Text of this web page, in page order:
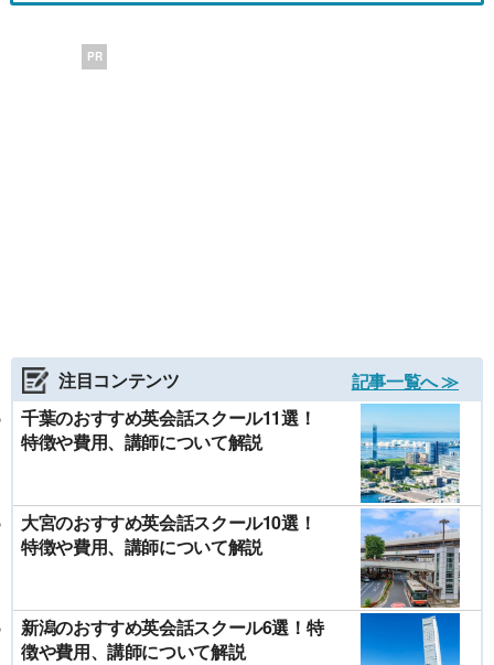
PR
注目コンテンツ
記事一覧へ ≫
千葉のおすすめ英会話スクール11選！
特徴や費用、講師について解説
大宮のおすすめ英会話スクール10選！
特徴や費用、講師について解説
新潟のおすすめ英会話スクール6選！特
徴や費用、講師について解説